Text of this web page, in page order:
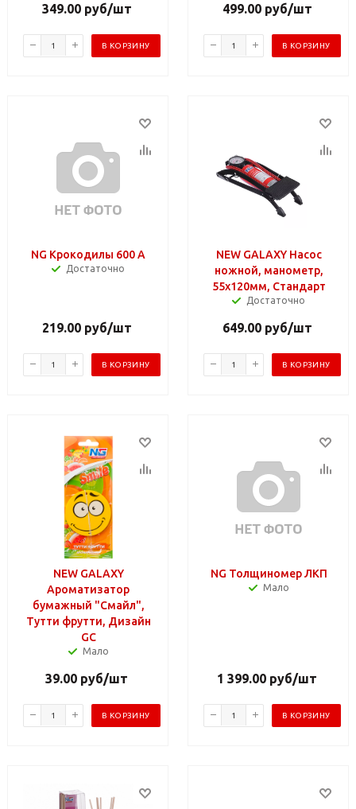
349.00руб/шт
В КОРЗИНУ
499.00руб/шт
В КОРЗИНУ
NG Крокодилы 600 А
Достаточно
219.00руб/шт
В КОРЗИНУ
NEW GALAXY Насос
ножной, манометр,
55x120мм, Стандарт
Достаточно
649.00руб/шт
В КОРЗИНУ
NEW GALAXY
Ароматизатор
бумажный "Смайл",
Тутти фрутти, Дизайн
GC
Мало
39.00 руб/шт
В КОРЗИНУ
NG Толщиномер ЛКП
Мало
1 399.00 руб/шт
В КОРЗИНУ